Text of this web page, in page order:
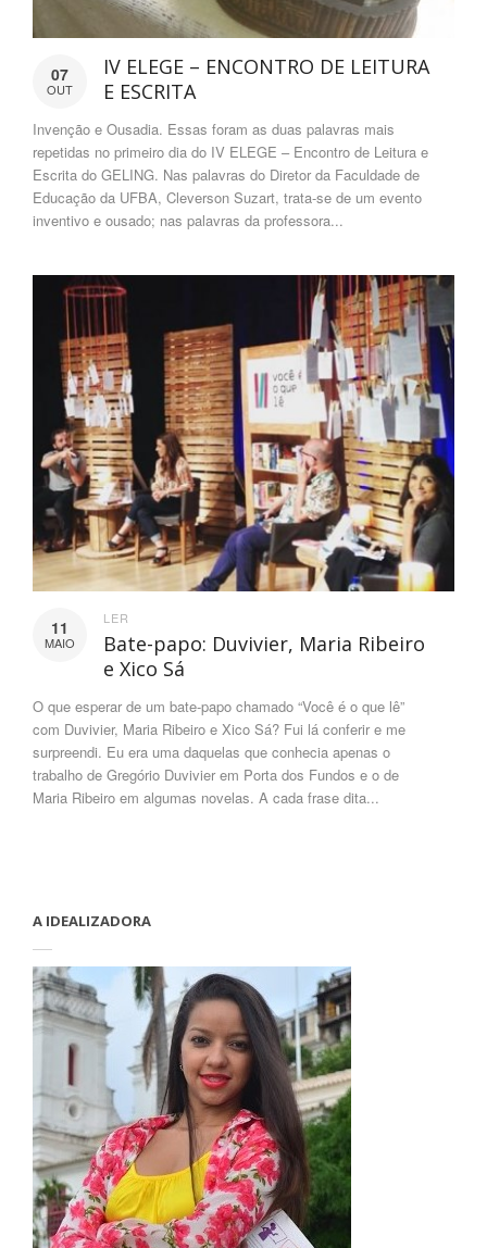
07
OUT
IV ELEGE – ENCONTRO DE LEITURA
E ESCRITA
Invenção e Ousadia. Essas foram as duas palavras mais
repetidas no primeiro dia do IV ELEGE – Encontro de Leitura e
Escrita do GELING. Nas palavras do Diretor da Faculdade de
Educação da UFBA, Cleverson Suzart, trata-se de um evento
inventivo e ousado; nas palavras da professora...
11
MAIO
LER
Bate-papo: Duvivier, Maria Ribeiro
e Xico Sá
O que esperar de um bate-papo chamado “Você é o que lê”
com Duvivier, Maria Ribeiro e Xico Sá? Fui lá conferir e me
surpreendi. Eu era uma daquelas que conhecia apenas o
trabalho de Gregório Duvivier em Porta dos Fundos e o de
Maria Ribeiro em algumas novelas. A cada frase dita...
A IDEALIZADORA